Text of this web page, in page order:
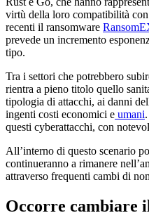
virtù della loro compatibilità
recenti il ransomware
prevede un incremento
tipo.
Tra i settori che potrebbero
rientra a pieno titolo quello
tipologia di attacchi, ai danni
ingenti costi economici e umani
questi cyberattacchi, con
All’interno di questo scenario
continueranno a rimanere
attraverso frequenti cambi di
Occorre cambiare